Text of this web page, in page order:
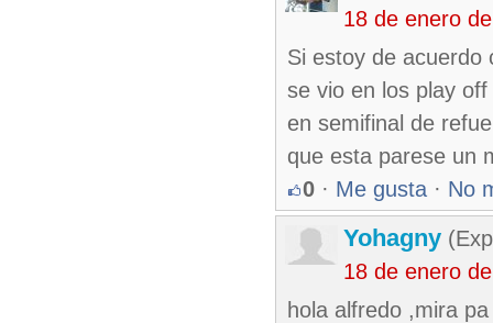
18 de enero
Si estoy de acuerdo
se vio en los play
en semifinal de
que esta parese un
0 · Me gusta · No
Yohagny
18 de enero
hola alfredo ,mira